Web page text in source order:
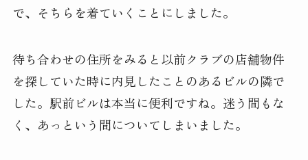
で、そちらを着ていくことにしました。
待ち合わせの住所をみると以前クラブの店舗物件
を探していた時に内見したことのあるビルの隣で
した。駅前ビルは本当に便利ですね。迷う間もな
く、あっという間についてしまいました。